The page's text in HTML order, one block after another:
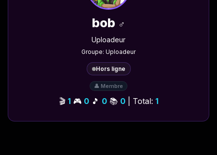
bob ♂️
Uploadeur
Groupe: Uploadeur
Hors ligne
👤 Membre
🎬 1🎮 0🎵 0📚 0| Total: 1